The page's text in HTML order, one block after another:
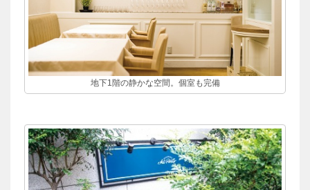
地下1階の静かな空間。個室も完備